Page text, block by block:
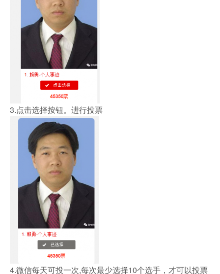
3.点击选择按钮。进行投票
4.微信每天可投一次,每次最少选择10个选手，才可以投票